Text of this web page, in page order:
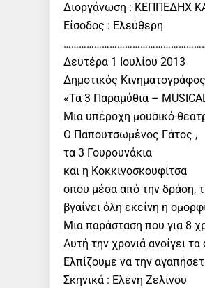
Διοργάνωση : ΚΕΠΠΕΔΗΧ
Είσοδος : Ελεύθερη
Δευτέρα 1 Ιουλίου 2013
Δημοτικός
«Τα 3 Παραμύθια –
Μια υπέροχη μουσικό-
Ο Παπουτσωμένος Γάτος ,
τα 3 Γουρουνάκια
και η Κοκκινοσκουφίτσα
οπου μέσα από την δράση,
βγαίνει όλη εκείνη η
Μια παράσταση που για 8
Αυτή την χρονιά ανοίγει
Ελπίζουμε να την
Σκηνικά : Ελένη Ζελίνου